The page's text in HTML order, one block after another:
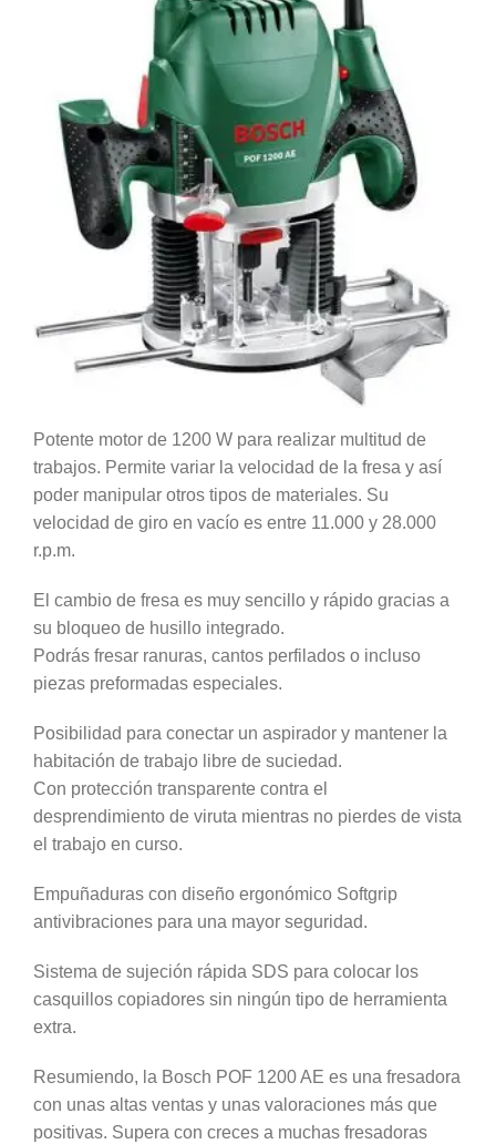
Potente motor de 1200 W para realizar multitud de
trabajos. Permite variar la velocidad de la fresa y así
poder manipular otros tipos de materiales. Su
velocidad de giro en vacío es entre 11.000 y 28.000
r.p.m.
El cambio de fresa es muy sencillo y rápido gracias a
su bloqueo de husillo integrado.
Podrás fresar ranuras, cantos perfilados o incluso
piezas preformadas especiales.
Posibilidad para conectar un aspirador y mantener la
habitación de trabajo libre de suciedad.
Con protección transparente contra el
desprendimiento de viruta mientras no pierdes de vista
el trabajo en curso.
Empuñaduras con diseño ergonómico Softgrip
antivibraciones para una mayor seguridad.
Sistema de sujeción rápida SDS para colocar los
casquillos copiadores sin ningún tipo de herramienta
extra.
Resumiendo, la Bosch POF 1200 AE es una fresadora
con unas altas ventas y unas valoraciones más que
positivas. Supera con creces a muchas fresadoras